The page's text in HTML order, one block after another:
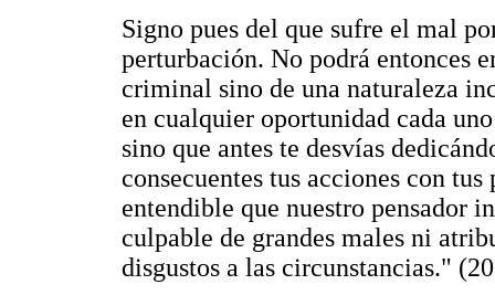
Signo pues del que sufre el mal
perturbación. No podrá entonces
criminal sino de una naturaleza
en cualquier oportunidad cada
sino que antes te desvías
consecuentes tus acciones con
entendible que nuestro pensador
culpable de grandes males ni
disgustos a las circunstancias."